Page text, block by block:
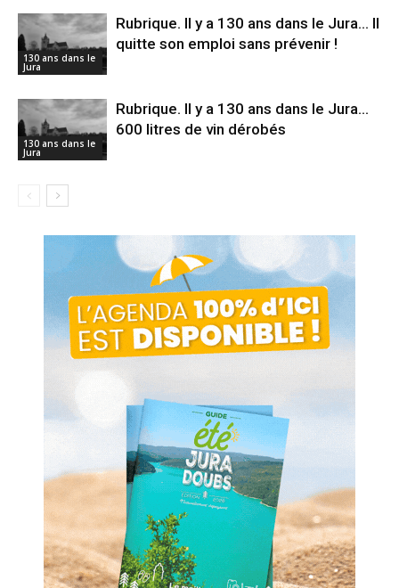
130 ans dans le
Jura
Rubrique. Il y a 130 ans dans le Jura… Il
quitte son emploi sans prévenir !
130 ans dans le
Jura
Rubrique. Il y a 130 ans dans le Jura…
600 litres de vin dérobés